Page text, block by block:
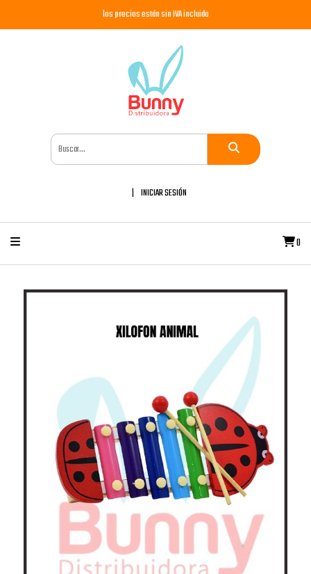
los precios están sin IVA incluido
INICIAR SESIÓN
0